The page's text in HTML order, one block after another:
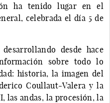
ha tenido lugar en el
celebrada el día 5 de
desde hace
sobre todo lo
historia, la imagen del
Coullaut-Valera y la
las andas, la procesión, la